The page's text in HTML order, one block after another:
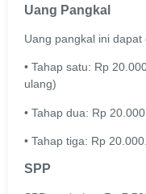
Uang Pangkal
Uang pangkal ini
• Tahap satu: Rp
ulang)
• Tahap dua: Rp
• Tahap tiga: Rp
SPP